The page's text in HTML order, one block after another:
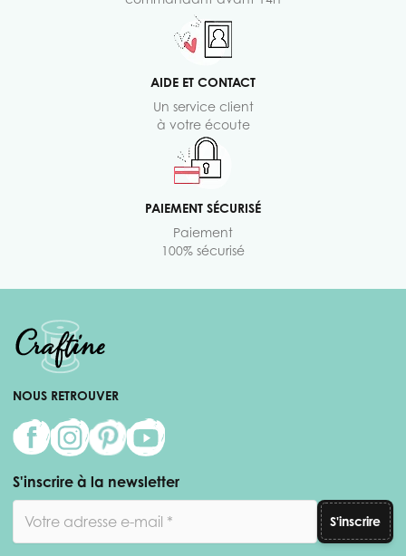
AIDE ET CONTACT
Un service client
à votre écoute
PAIEMENT SÉCURISÉ
Paiement
100% sécurisé
NOUS RETROUVER
S'inscrire à la newsletter
S'inscrire